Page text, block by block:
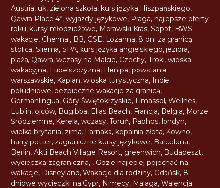
Austria, uk, zielona szkoła, kurs języka Hiszpańskiego,
Qawra Place 4*,wyjazdy językowe, Praga, najlepsze oferty
roku, kursy młodzieżowe, Morawski Kras,Sopot, BWS,
wakacje, Chennai, BB, GSE, Lozanna, 8 dni za granicą,
stolica,Sliema,SPA, kurs języka angielskiego, jeziora,
plaża, Qawra,wczasy na Malcie, Czechy,Troki,wioska
wakacyjna, Lubelszczyzna, Henipa,powstanie
warszawskie, Kaplan,wioska turystyczna, Indie
południowe,bezpieczne wakacje za granicą,
Germanlingua, Góry Świętokrzyskie, Limassol,Wellnes,
Lublin, ojców, Bugibba, Elias Beach, Francja, Belgia, Morze
Śródziemne, Kerela,wczasy,Toruń, Paphos, londyn,
wielka brytania, zima, Larnaka, kopalnia złota, Kowno,
harry potter, zagraniczne kursy językowe, Barcelona,
Berlin,Akti Beach Village Resort, greenwich, Budapeszt,
wycieczka zagraniczna, , Gdzie najlepiej pojechać na
wakacje, Disneyland,Wakacje dla rodziny, Gdańsk, 8-
dniowe wycieczki na Cypr, Nimecy, Malaga,Walencja,